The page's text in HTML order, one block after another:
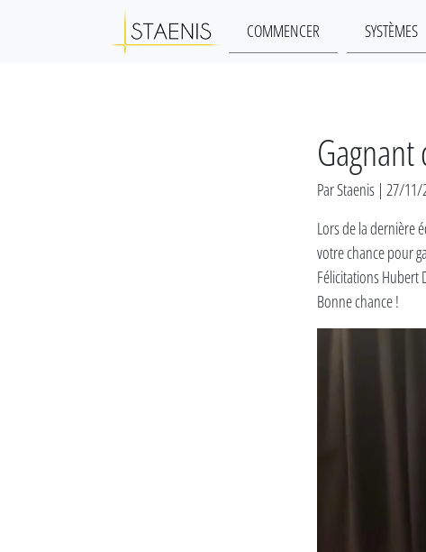
COMMENCER SYSTÈMES
Par Staenis | 27/11/
Lors de la dernière
votre chance pour
Félicitations Hubert
Bonne chance !